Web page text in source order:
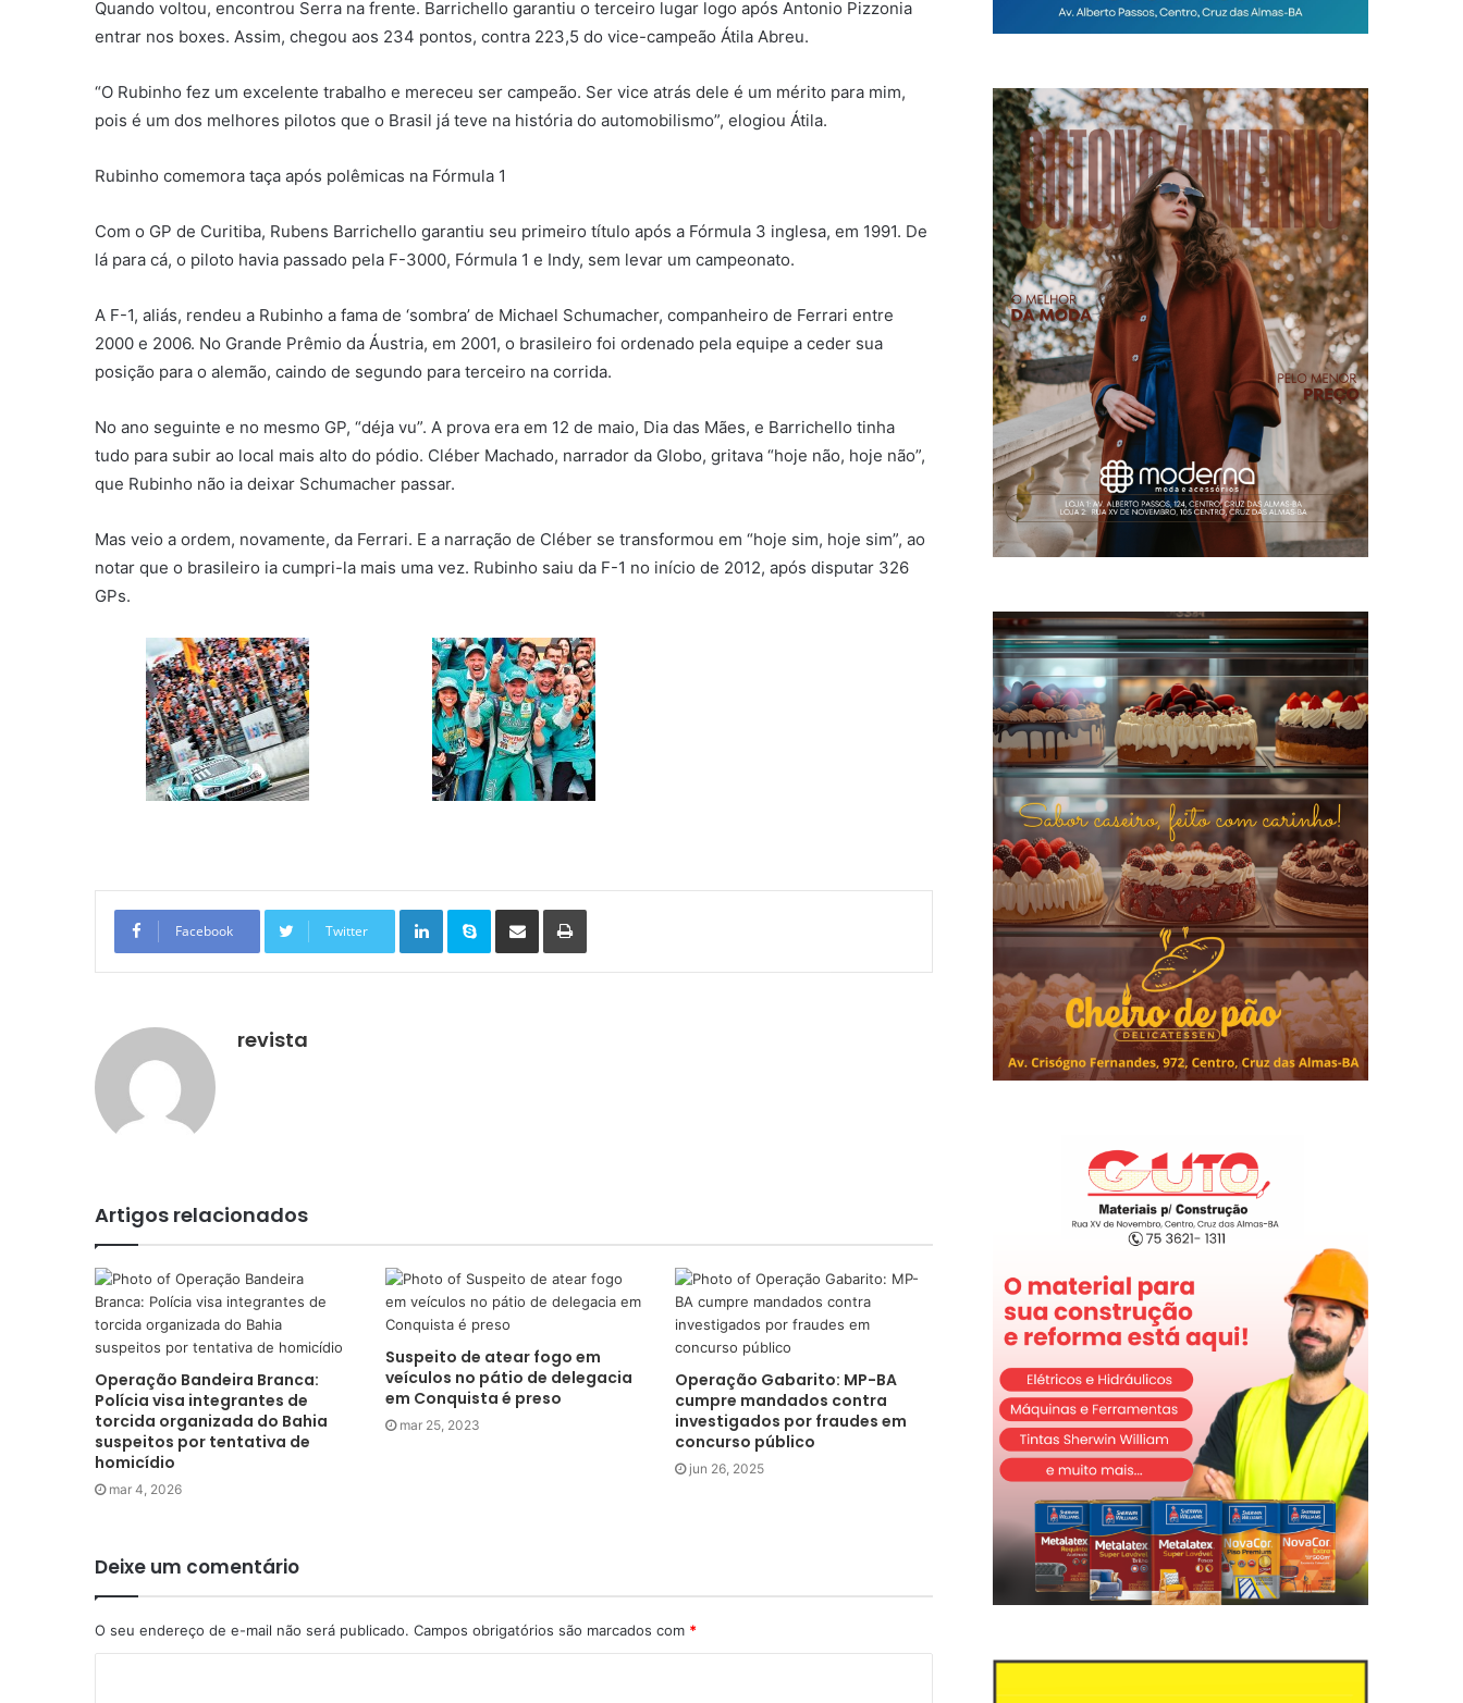
Quando voltou, encontrou Serra na frente. Barrichello garantiu o terceiro lugar logo após Antonio Pizzonia
entrar nos boxes. Assim, chegou aos 234 pontos, contra 223,5 do vice-campeão Átila Abreu.
“O Rubinho fez um excelente trabalho e mereceu ser campeão. Ser vice atrás dele é um mérito para mim,
pois é um dos melhores pilotos que o Brasil já teve na história do automobilismo”, elogiou Átila.
Rubinho comemora taça após polêmicas na Fórmula 1
Com o GP de Curitiba, Rubens Barrichello garantiu seu primeiro título após a Fórmula 3 inglesa, em 1991. De
lá para cá, o piloto havia passado pela F-3000, Fórmula 1 e Indy, sem levar um campeonato.
A F-1, aliás, rendeu a Rubinho a fama de ‘sombra’ de Michael Schumacher, companheiro de Ferrari entre
2000 e 2006. No Grande Prêmio da Áustria, em 2001, o brasileiro foi ordenado pela equipe a ceder sua
posição para o alemão, caindo de segundo para terceiro na corrida.
No ano seguinte e no mesmo GP, “déja vu”. A prova era em 12 de maio, Dia das Mães, e Barrichello tinha
tudo para subir ao local mais alto do pódio. Cléber Machado, narrador da Globo, gritava “hoje não, hoje não”,
que Rubinho não ia deixar Schumacher passar.
Mas veio a ordem, novamente, da Ferrari. E a narração de Cléber se transformou em “hoje sim, hoje sim”, ao
notar que o brasileiro ia cumpri-la mais uma vez. Rubinho saiu da F-1 no início de 2012, após disputar 326
GPs.
Facebook Twitter
Linkedin Skype
revista
Artigos relacionados
Operação Bandeira Branca:
Polícia visa integrantes de
torcida organizada do Bahia
suspeitos por tentativa de
homicídio
mar 4, 2026
Suspeito de atear fogo em
veículos no pátio de delegacia
em Conquista é preso
mar 25, 2023
Operação Gabarito: MP-BA
cumpre mandados contra
investigados por fraudes em
concurso público
jun 26, 2025
Deixe um comentário
O seu endereço de e-mail não será publicado. Campos obrigatórios são marcados com *